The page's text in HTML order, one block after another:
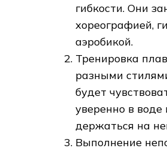
гибкости. Они
хореографией,
аэробикой.
Тренировка
разными
будет
уверенно в воде
держаться на
Выполнение